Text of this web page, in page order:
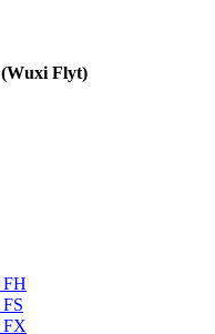
شرکت فناوری انرژی نو ووشی فلایت (Wuxi Flyt)
توربین بادی عمودی FH
توربین بادی عمودی FS
توربین بادی عمودی FX